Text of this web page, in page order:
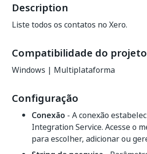
Description
Liste todos os contatos no Xero.
Compatibilidade do projeto
Windows | Multiplataforma
Configuração
Conexão - A conexão
Integration Service. Acesse o
para escolher, adicionar ou